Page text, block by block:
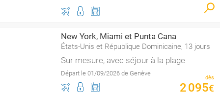
New York, Miami et Punta Cana
États-Unis et République Dominicaine, 13 jours
Sur mesure, avec séjour à la plage
Départ le 01/09/2026 de Genève
dès
2095€